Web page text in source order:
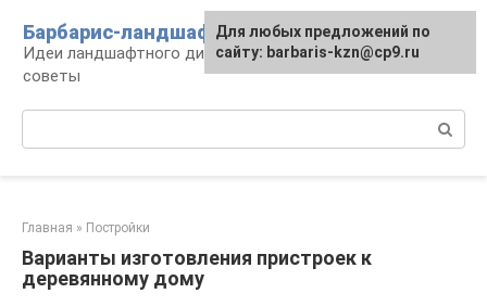
контенту
Барбарис-ландшафт
Идеи ландшафтного дизайна, правила и
советы
Главная » Постройки
Варианты изготовления пристроек к
деревянному дому
Для любых предложений по
сайту: barbaris-kzn@cp9.ru